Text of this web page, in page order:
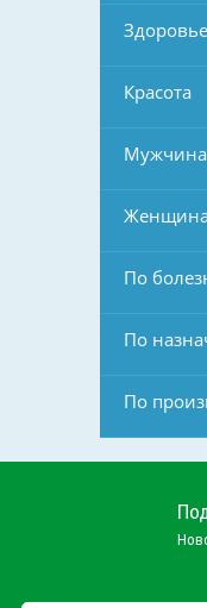
Здоровье
Красота
По
По
По